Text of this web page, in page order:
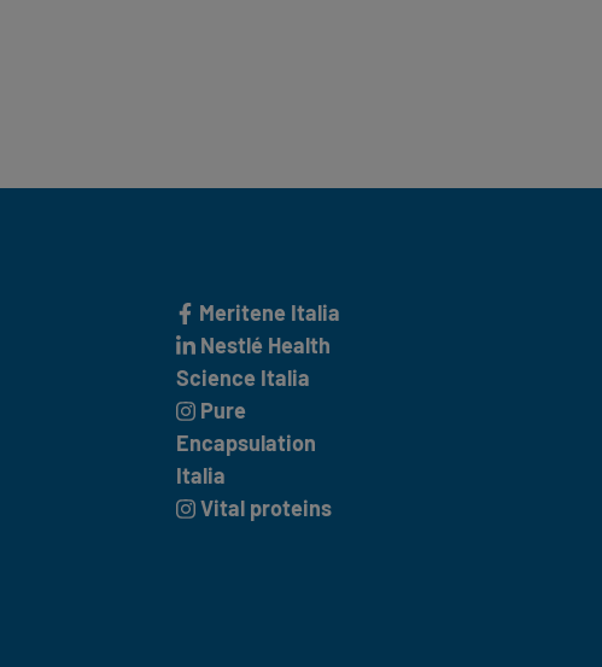
Meritene Italia
Nestlé Health
Science Italia
Pure
Encapsulation
Italia
Vital proteins